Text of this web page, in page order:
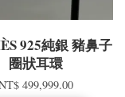
925純銀 豬鼻子
圈狀耳環
499,999.00